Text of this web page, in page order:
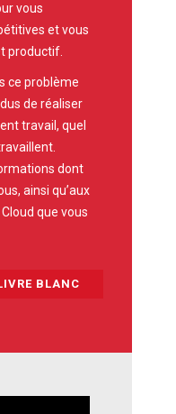
vous
et vous
productif.
ce problème
de réaliser
travail, quel
dont
ainsi qu’aux
que vous
BLANC